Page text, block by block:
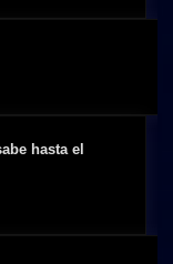
hasta el